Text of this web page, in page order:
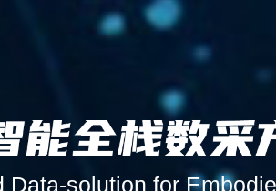
Data-solution for